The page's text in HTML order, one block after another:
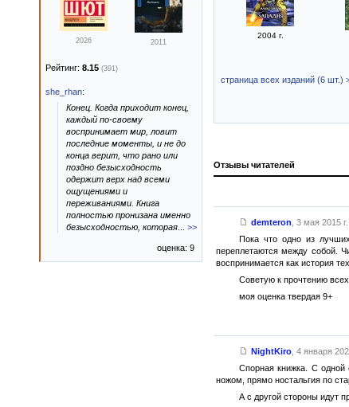
2004 г.
страница всех изданий (6 шт.)
Отзывы читателей
demteron 3 мая 2015 г.
Пока что одно из
переплетаются между собой.
воспринимается как история
Советую к прочтению
моя оценка твердая 9+
NightKiro, 4 января
Спорная книжка. С одной
ножом, прямо ностальгия по
А с другой стороны идут
2026 2011
Рейтинг: 8.15 (391)
she_rhan:
Конец. Когда приходит конец,
каждый по-своему
воспринимает мир, ловит
последние моменты, и не до
конца верит, что рано или
поздно безысходность
одержит верх над всеми
ощущениями и
переживаниями. Книга
полностью пронизана именно
безысходностью, которая
>>
оценка: 9